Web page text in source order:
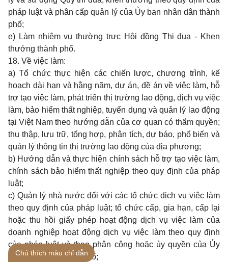
pháp luật và phân cấp quản lý của Ủy ban nhân dân thành
phố;
e) Làm nhiệm vụ thường trực Hội đồng Thi đua - Khen
thưởng thành phố.
18. Về việc làm:
a) Tổ chức thực hiện các chiến lược, chương trình, kế
hoạch dài hạn và hằng năm, dự án, đề án về việc làm, hỗ
trợ tạo việc làm, phát triển thị trường lao động, dịch vụ việc
làm, bảo hiểm thất nghiệp, tuyển dụng và quản lý lao động
tại Việt Nam theo hướng dẫn của cơ quan có thẩm quyền;
thu thập, lưu trữ, tổng hợp, phân tích, dự báo, phổ biến và
quản lý thông tin thị trường lao động của địa phương;
b) Hướng dẫn và thực hiện chính sách hỗ trợ tạo việc làm,
chính sách bảo hiểm thất nghiệp theo quy định của pháp
luật;
c) Quản lý nhà nước đối với các tổ chức dịch vụ việc làm
theo quy định của pháp luật; tổ chức cấp, gia hạn, cấp lại
hoặc thu hồi giấy phép hoạt động dịch vụ việc làm của
doanh nghiệp hoạt động dịch vụ việc làm theo quy định
của pháp luật và theo phân công hoặc ủy quyền của Ủy
ban nhân dân thành phố;
Chú thích màu chỉ dẫn